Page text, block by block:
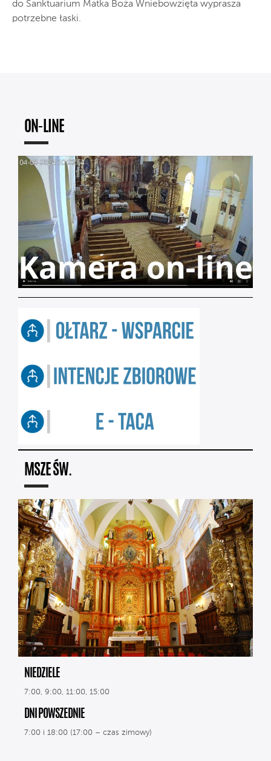
do Sanktuarium Matka Boża Wniebowzięta wyprasza
potrzebne łaski.
ON-LINE
MSZE ŚW.
NIEDZIELE
7:00, 9:00, 11:00, 15:00
DNI POWSZEDNIE
7:00 i 18:00 (17:00 – czas zimowy)